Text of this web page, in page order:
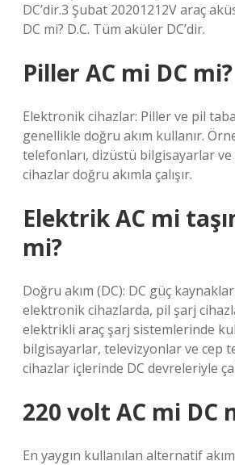
DC’dir.3 Şubat 20201212V araç
DC mi? D.C. Tüm aküler DC’dir.
Piller AC mi DC mi?
Elektronik cihazlar: Piller ve pil
genellikle doğru akım kullanır.
telefonları, dizüstü bilgisayarlar
cihazlar doğru akımla çalışır.
Elektrik AC mi
mi?
Doğru akım (DC): DC güç
elektronik cihazlarda, pil şarj
elektrikli araç şarj sistemlerinde
bilgisayarlar, televizyonlar ve cep
cihazlar içlerinde DC devreleriyle
220 volt AC mi DC
En yaygın kullanılan alternatif